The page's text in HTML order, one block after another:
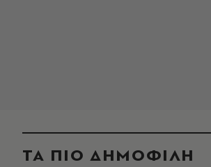
ΤΑ ΠΙΟ ΔΗΜΟΦΙΛΗ